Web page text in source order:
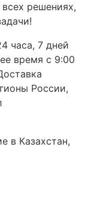
решениях,
часа, 7 дней
время с 9:00
России,
в Казахстан,